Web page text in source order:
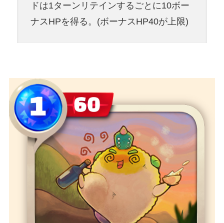
ドは1ターンリテインするごとに10ボー
ナスHPを得る。(ボーナスHP40が上限)